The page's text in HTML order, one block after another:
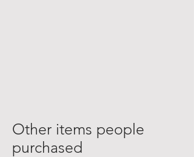
Other items people
purchased